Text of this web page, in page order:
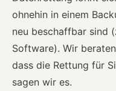
ohnehin in einem
neu beschaffbar sind
Software). Wir
dass die Rettung für
sagen wir es.